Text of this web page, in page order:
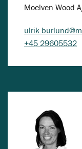
Moelven Wood
+45 29605532